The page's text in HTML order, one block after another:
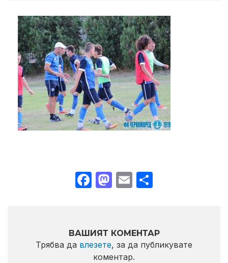
Facebook
Mastodon
Email
ВАШИЯТ КОМЕНТАР
Трябва да влезете, за да публикувате
коментар.